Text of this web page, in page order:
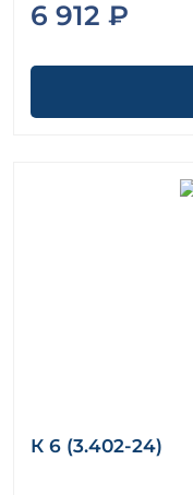
6 912 ₽
К 6 (3.402-24)